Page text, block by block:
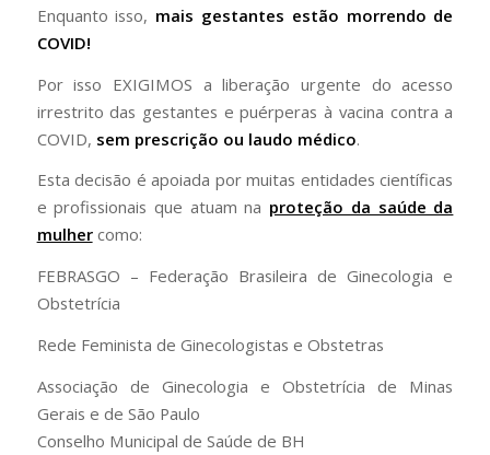
Enquanto isso, mais gestantes estão morrendo de
COVID!
Por isso EXIGIMOS a liberação urgente do acesso
irrestrito das gestantes e puérperas à vacina contra a
COVID, sem prescrição ou laudo médico.
Esta decisão é apoiada por muitas entidades científicas
e profissionais que atuam na proteção da saúde da
mulhercomo:
FEBRASGO – Federação Brasileira de Ginecologia e
Obstetrícia
Rede Feminista de Ginecologistas e Obstetras
Associação de Ginecologia e Obstetrícia de Minas
Gerais e de São Paulo
Conselho Municipal de Saúde de BH